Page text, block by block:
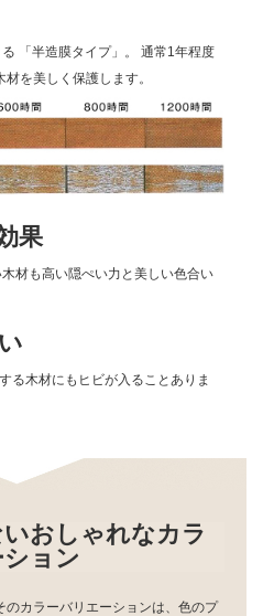
「半造膜タイプ」。 通常1年程度
を美しく保護します。
果
材も高い隠ぺい力と美しい色合い
る木材にもヒビが入ることありま
おしゃれなカラ
ョン
のカラーバリエーションは、色のプ